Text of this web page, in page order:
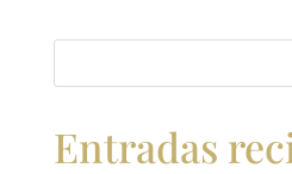
Entradas